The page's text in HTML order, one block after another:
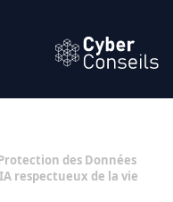
des Données
respectueux de la vie